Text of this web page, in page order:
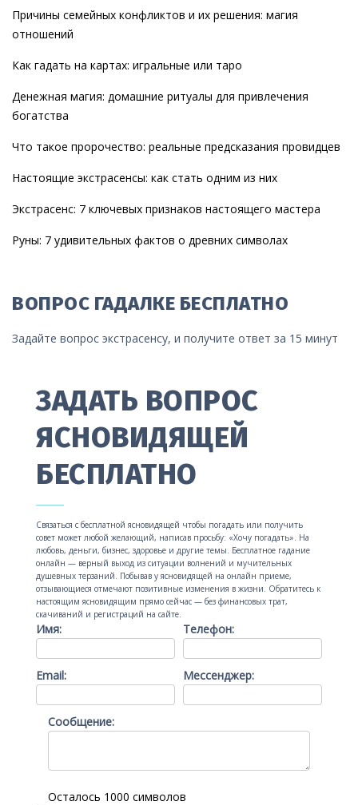
Причины семейных конфликтов и их решения: магия
отношений
Как гадать на картах: игральные или таро
Денежная магия: домашние ритуалы для привлечения
богатства
Что такое пророчество: реальные предсказания провидцев
Настоящие экстрасенсы: как стать одним из них
Экстрасенс: 7 ключевых признаков настоящего мастера
Руны: 7 удивительных фактов о древних символах
ВОПРОС ГАДАЛКЕ БЕСПЛАТНО
Задайте вопрос экстрасенсу, и получите ответ за 15 минут
ЗАДАТЬ ВОПРОС
ЯСНОВИДЯЩЕЙ
БЕСПЛАТНО
Связаться с бесплатной ясновидящей чтобы погадать или получить
совет может любой желающий, написав просьбу: «Хочу погадать». На
любовь, деньги, бизнес, здоровье и другие темы. Бесплатное гадание
онлайн — верный выход из ситуации волнений и мучительных
душевных терзаний. Побывав у ясновидящей на онлайн приеме,
отзывающиеся отмечают позитивные изменения в жизни. Обратитесь к
настоящим ясновидящим прямо сейчас — без финансовых трат,
скачиваний и регистраций на сайте.
Имя: Телефон:
Email: Мессенджер:
Сообщение:
Осталось 1000 символов